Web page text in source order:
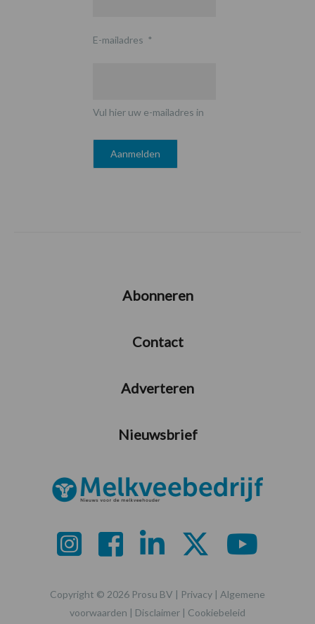
E-mailadres *
Vul hier uw e-mailadres in
Abonneren
Contact
Adverteren
Nieuwsbrief
Copyright © 2026 Prosu BV | Privacy | Algemene
voorwaarden | Disclaimer | Cookiebeleid